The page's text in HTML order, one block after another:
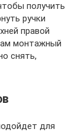
получить
ручки
правой
монтажный
снять,
для